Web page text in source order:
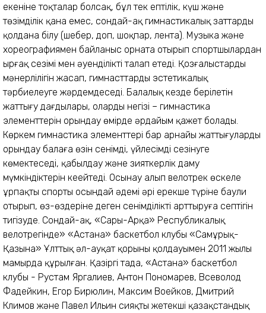
екеніне тоқталар болсақ, бұл тек ептілік, күш және
төзімділік қана емес, сондай-ақ гимнастикалық заттарды
қолдана білу (шеңбер, доп, шоқпар, лента). Музыка және
хореографиямен байланыс орната отырып спортшылардан
ырғақ сезімі мен әуенділікті талап етеді. Қозғалыстардың
мәнерлілігін жасап, гимнасттарды эстетикалық
тәрбиелеуге жәрдемдеседі. Балалық кезде берілетін
жаттығу дағдылары, олардың негізі – гимнастика
элементтерін орындау өмірде әрдайым қажет болады.
Көркем гимнастика элементтері бар арнайы жаттығуларды
орындау балаға өзін сенімді, үйлесімді сезінуге
көмектеседі, қабылдау және зияткерлік даму
мүмкіндіктерін кеңейтеді. Осынау алып велотрек өскелең
ұрпақты спортың осындай әдемі әрі ерекше түріне баули
отырып, өз-өздеріне деген сенімділікті арттыруға септігін
тигізуде. Сондай-ақ, «Сары-Арқа» Республикалық
велотрегінде» «Астана» баскетбол клубы «Самұрық-
Қазына» Ұлттық әл-ауқат қорының қолдауымен 2011 жылы
мамырда құрылған. Қазіргі таңда, «Астана» баскетбол
клубы - Рустам Яргалиев, Антон Пономарев, Всеволод
Фадейкин, Егор Бирюлин, Максим Воейков, Дмитрий
Климов және Павел Ильин сияқты жетекші қазақстандық